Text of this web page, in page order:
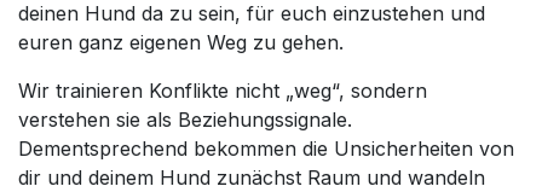
deinen Hund da zu sein, für euch einzustehen und
euren ganz eigenen Weg zu gehen.
Wir trainieren Konflikte nicht „weg“, sondern
verstehen sie als Beziehungssignale.
Dementsprechend bekommen die Unsicherheiten von
dir und deinem Hund zunächst Raum und wandeln